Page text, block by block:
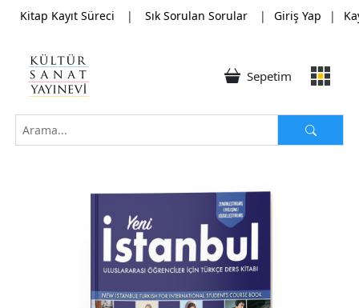
Kitap Kayıt Süreci | Sık Sorulan Sorular | Giriş Yap |
Sepetim